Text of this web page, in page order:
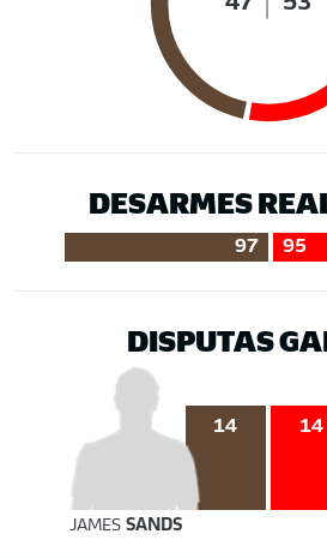
DESARMES
97 95
DISPUTAS
14 14
JAMES SANDS